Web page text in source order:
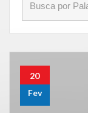
20
Fev